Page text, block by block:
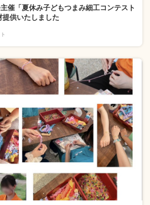
催「夏休み子どもつまみ細工コンテスト
供いたしました